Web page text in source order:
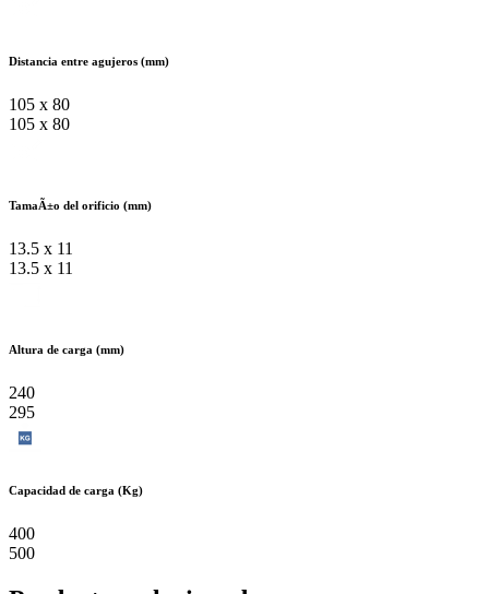
Distancia entre agujeros (mm)
105 x 80
105 x 80
TamaÃ±o del orificio (mm)
13.5 x 11
13.5 x 11
Altura de carga (mm)
240
295
Capacidad de carga (Kg)
400
500